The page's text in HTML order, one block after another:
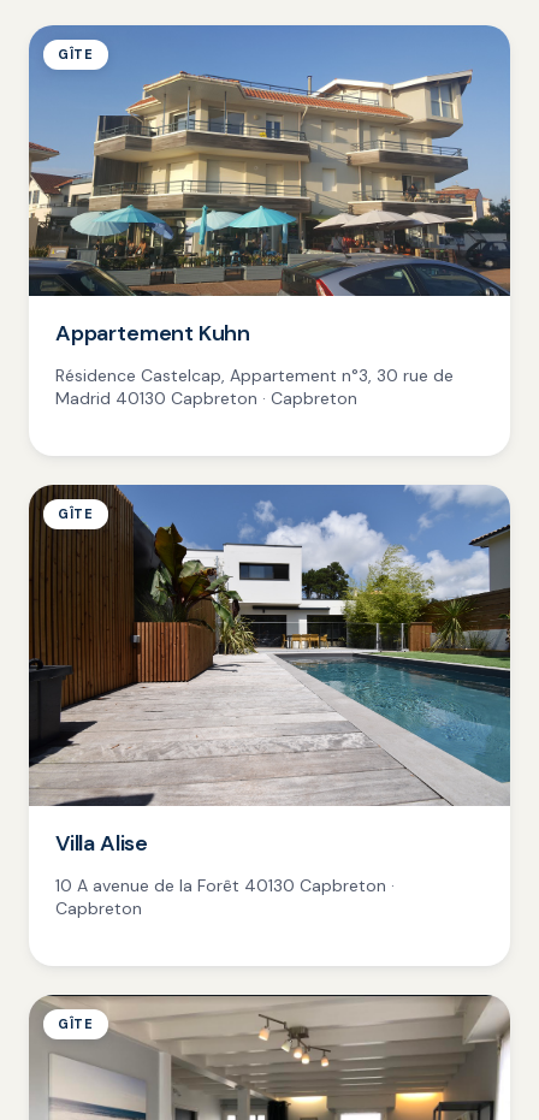
GÎTE
Appartement Kuhn
Résidence Castelcap, Appartement n°3, 30 rue de
Madrid 40130 Capbreton · Capbreton
GÎTE
Villa Alise
10 A avenue de la Forêt 40130 Capbreton ·
Capbreton
GÎTE